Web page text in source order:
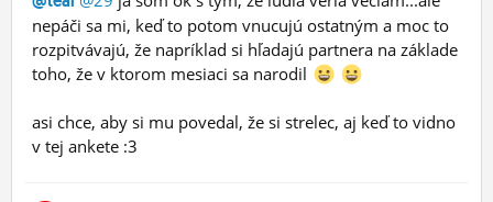
nepáči sa mi, keď to potom vnucujú ostatným a moc to
rozpitvávajú, že napríklad si hľadajú partnera na základe
toho, že v ktorom mesiaci sa narodil
asi chce, aby si mu povedal, že si strelec, aj keď to vidno
v tej ankete :3